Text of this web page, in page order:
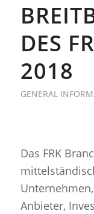
DES
2018
GENERAL
Das FRK
Anbieter,